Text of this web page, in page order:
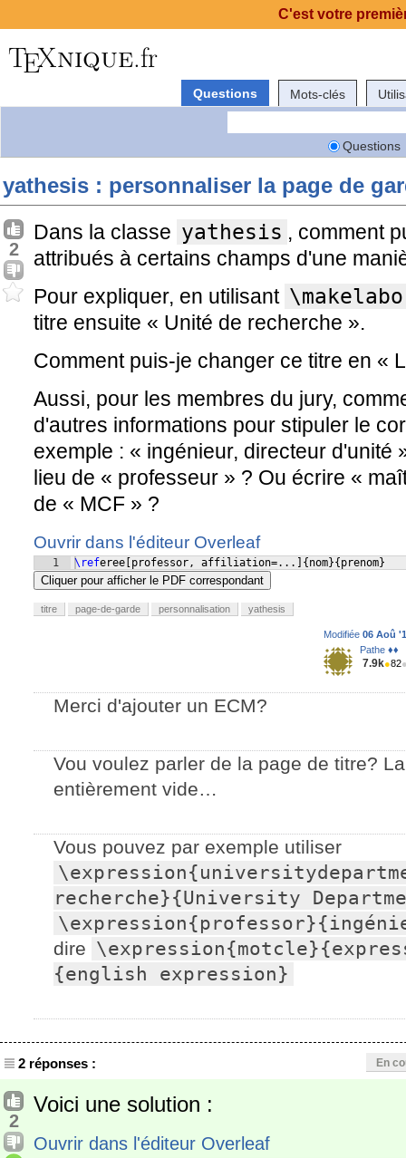
Questions Mots-clés
Questions
yathesis : personnaliser la page de
2
Dans la classe yathesis , comment
attribués à certains champs d'une
Pour expliquer, en utilisant
titre ensuite « Unité de recherche ».
Comment puis-je changer ce titre en «
Aussi, pour les membres du jury,
d'autres informations pour stipuler le
exemple : « ingénieur, directeur d'unité
lieu de « professeur » ? Ou écrire «
de « MCF » ?
Ouvrir dans l'éditeur Overleaf
1 \referee professor, affiliation=... { nom}{ prenom}
Cliquer pour afficher le PDF correspondant
titre page-de-garde personnalisation yathesis
Modifiée 06 Aoû
Pathe ♦♦
7.9k●82
Merci d'ajouter un ECM?
Vou voulez parler de la page de titre?
entièrement vide…
Vous pouvez par exemple utiliser
recherche}{University
dire
{english expression}
2 réponses : En
2
Voici une solution :
Ouvrir dans l'éditeur Overleaf
C'est votre